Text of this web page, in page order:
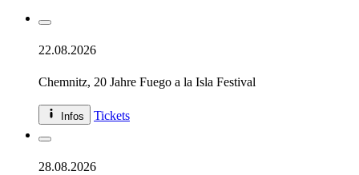
22.08.2026
Chemnitz, 20 Jahre Fuego a la Isla Festival
Infos Tickets
28.08.2026